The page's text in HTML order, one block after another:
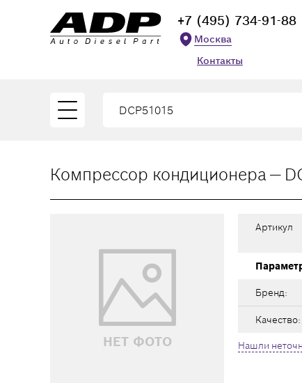
+7 (495) 734-91-88
Москва
Контакты
Компрессор кондиционера —
НЕТ ФОТО
Артикул
Бренд:
Качество:
Нашли